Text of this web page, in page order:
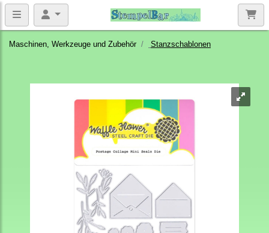
Maschinen, Werkzeuge und Zubehör Stanzschablonen